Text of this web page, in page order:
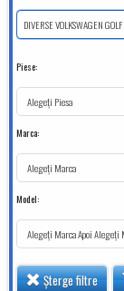
Piese:
Marca:
Model:
Șterge filtre